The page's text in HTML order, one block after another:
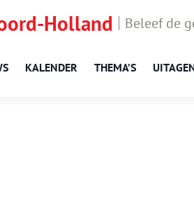
Holland Beleef de
KALENDER THEMA’S